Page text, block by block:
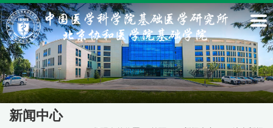
新闻中心